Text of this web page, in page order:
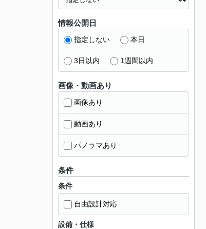
情報公開日
指定しない 本日
3日以内 1週間以内
画像・動画あり
画像あり
動画あり
パノラマあり
条件
条件
自由設計対応
設備・仕様